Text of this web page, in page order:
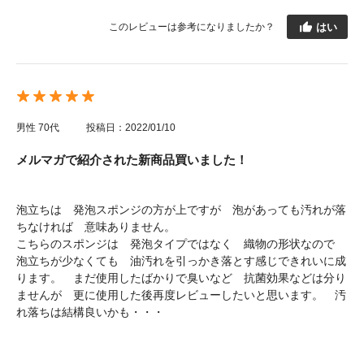
このレビューは参考になりましたか？ はい
男性 70代 投稿日：2022/01/10
メルマガで紹介された新商品買いました！
泡立ちは 発泡スポンジの方が上ですが 泡があっても汚れが落
ちなければ 意味ありません。
こちらのスポンジは 発泡タイプではなく 織物の形状なので
泡立ちが少なくても 油汚れを引っかき落とす感じできれいに成
ります。 まだ使用したばかりで臭いなど 抗菌効果などは分り
ませんが 更に使用した後再度レビューしたいと思います。 汚
れ落ちは結構良いかも・・・